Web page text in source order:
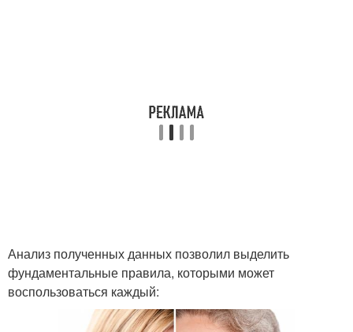
Анализ полученных данных позволил выделить
фундаментальные правила, которыми может
воспользоваться каждый: